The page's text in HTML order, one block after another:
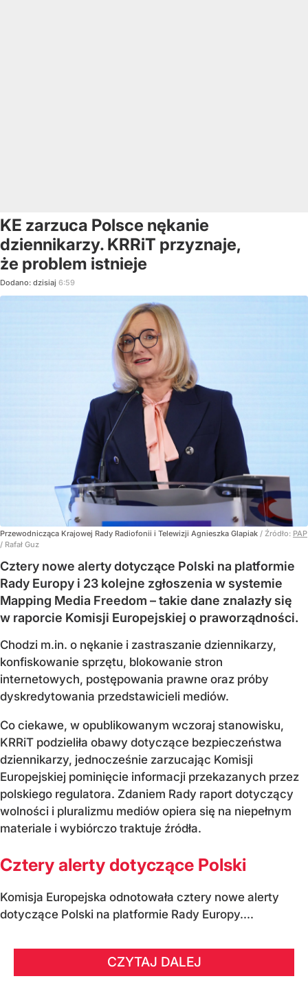
KE zarzuca Polsce nękanie
dziennikarzy. KRRiT przyznaje,
że problem istnieje
Dodano: dzisiaj 6:59
Przewodnicząca Krajowej Rady Radiofonii i Telewizji Agnieszka Glapiak / Źródło: PAP
/ Rafał Guz
Cztery nowe alerty dotyczące Polski na platformie
Rady Europy i 23 kolejne zgłoszenia w systemie
Mapping Media Freedom – takie dane znalazły się
w raporcie Komisji Europejskiej o praworządności.
Chodzi m.in. o nękanie i zastraszanie dziennikarzy,
konfiskowanie sprzętu, blokowanie stron
internetowych, postępowania prawne oraz próby
dyskredytowania przedstawicieli mediów.
Co ciekawe, w opublikowanym wczoraj stanowisku,
KRRiT podzieliła obawy dotyczące bezpieczeństwa
dziennikarzy, jednocześnie zarzucając Komisji
Europejskiej pominięcie informacji przekazanych przez
polskiego regulatora. Zdaniem Rady raport dotyczący
wolności i pluralizmu mediów opiera się na niepełnym
materiale i wybiórczo traktuje źródła.
Cztery alerty dotyczące Polski
Komisja Europejska odnotowała cztery nowe alerty
dotyczące Polski na platformie Rady Europy....
CZYTAJ DALEJ